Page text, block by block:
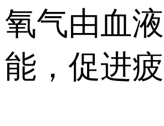
氧气由血
能，促进